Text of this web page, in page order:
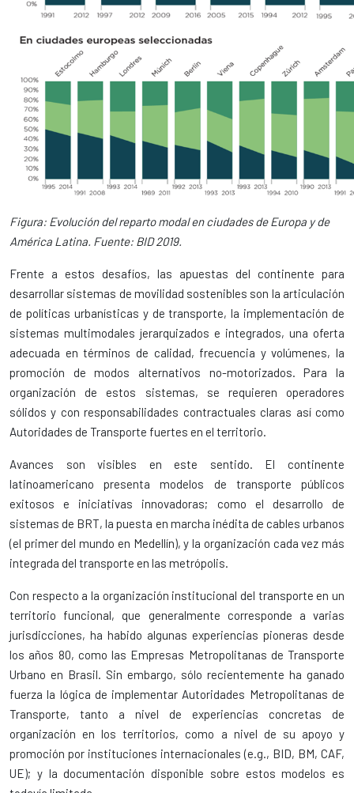
Figura: Evolución del reparto modal en ciudades de Europa y de
América Latina. Fuente: BID 2019.
Frente a estos desafíos, las apuestas del continente para
desarrollar sistemas de movilidad sostenibles son la articulación
de políticas urbanísticas y de transporte, la implementación de
sistemas multimodales jerarquizados e integrados, una oferta
adecuada en términos de calidad, frecuencia y volúmenes, la
promoción de modos alternativos no-motorizados. Para la
organización de estos sistemas, se requieren operadores
sólidos y con responsabilidades contractuales claras así como
Autoridades de Transporte fuertes en el territorio.
Avances son visibles en este sentido. El continente
latinoamericano presenta modelos de transporte públicos
exitosos e iniciativas innovadoras; como el desarrollo de
sistemas de BRT, la puesta en marcha inédita de cables urbanos
(el primer del mundo en Medellín), y la organización cada vez más
integrada del transporte en las metrópolis.
Con respecto a la organización institucional del transporte en un
territorio funcional, que generalmente corresponde a varias
jurisdicciones, ha habido algunas experiencias pioneras desde
los años 80, como las Empresas Metropolitanas de Transporte
Urbano en Brasil. Sin embargo, sólo recientemente ha ganado
fuerza la lógica de implementar Autoridades Metropolitanas de
Transporte, tanto a nivel de experiencias concretas de
organización en los territorios, como a nivel de su apoyo y
promoción por instituciones internacionales (e.g., BID, BM, CAF,
UE); y la documentación disponible sobre estos modelos es